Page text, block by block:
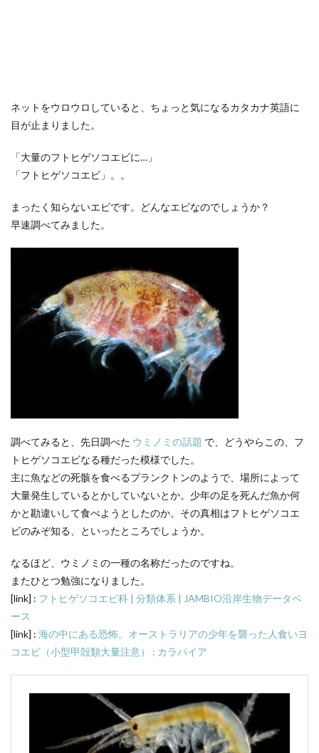
ネットをウロウロしていると、ちょっと気になるカタカナ英語に
目が止まりました。
「大量のフトヒゲソコエビに…」
「フトヒゲソコエビ」。。
まったく知らないエビです。どんなエビなのでしょうか？
早速調べてみました。
調べてみると、先日調べた ウミノミの話題 で、どうやらこの、フ
トヒゲソコエビなる種だった模様でした。
主に魚などの死骸を食べるプランクトンのようで、場所によって
大量発生しているとかしていないとか。少年の足を死んだ魚か何
かと勘違いして食べようとしたのか。その真相はフトヒゲソコエ
ビのみぞ知る、といったところでしょうか。
なるほど、ウミノミの一種の名称だったのですね。
またひとつ勉強になりました。
[link] : フトヒゲソコエビ科 | 分類体系 | JAMBIO沿岸生物データベ
ース
[link] : 海の中にある恐怖。オーストラリアの少年を襲った人食いヨ
コエビ（小型甲殻類大量注意） : カラパイア